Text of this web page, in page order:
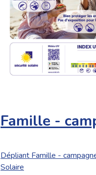
Famille -
Dépliant Famille -
Solaire